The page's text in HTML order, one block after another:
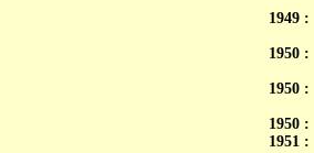
1949 :
1950 :
1950 :
1950 :
1951 :